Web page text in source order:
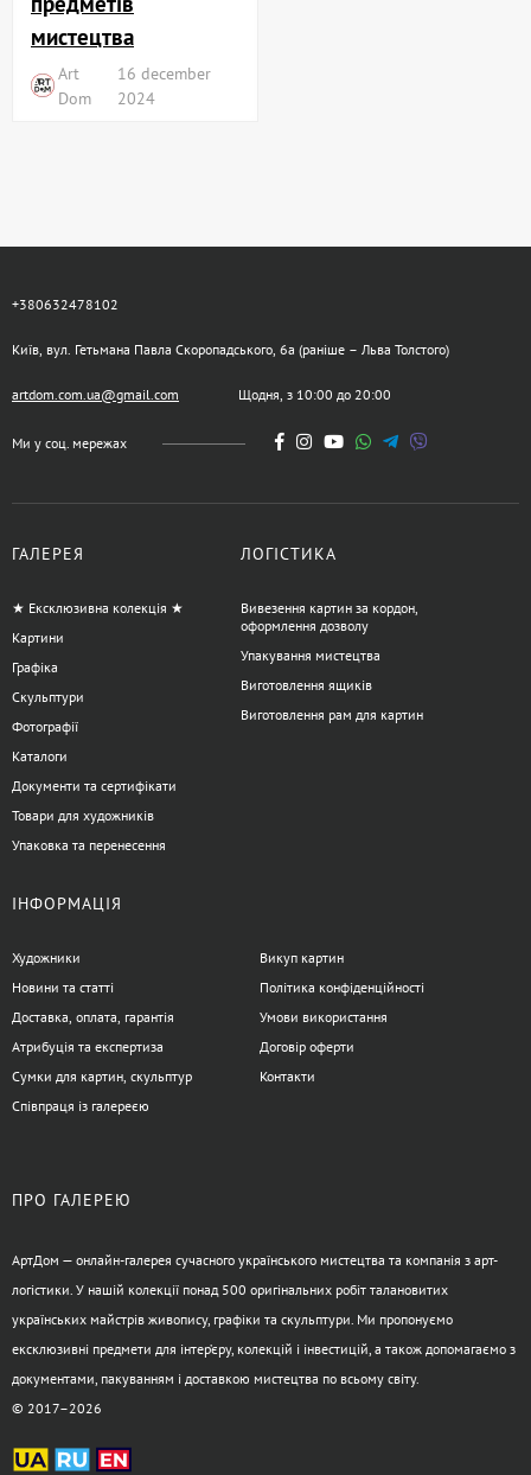
мистецтва
Art
Dom
16 december
2024
+380632478102
Київ, вул. Гетьмана Павла Скоропадського, 6а (раніше – Льва Толстого)
artdom.com.ua@gmail.com Щодня, з 10:00 до 20:00
Ми у соц. мережах
ГАЛЕРЕЯ
★ Ексклюзивна колекція ★
Картини
Графіка
Скульптури
Фотографії
Каталоги
Документи та сертифікати
Товари для художників
Упаковка та перенесення
ЛОГІСТИКА
Вивезення картин за кордон,
оформлення дозволу
Упакування мистецтва
Виготовлення ящиків
Виготовлення рам для картин
ІНФОРМАЦІЯ
Художники
Новини та статті
Доставка, оплата, гарантія
Атрибуція та експертиза
Сумки для картин, скульптур
Співпраця із галереєю
Викуп картин
Політика конфіденційності
Умови використання
Договір оферти
Контакти
ПРО ГАЛЕРЕЮ
АртДом — онлайн-галерея сучасного українського мистецтва та компанія з арт-
логістики. У нашій колекції понад 500 оригінальних робіт талановитих
українських майстрів живопису, графіки та скульптури. Ми пропонуємо
ексклюзивні предмети для інтер’єру, колекцій і інвестицій, а також допомагаємо з
документами, пакуванням і доставкою мистецтва по всьому світу.
© 2017–2026